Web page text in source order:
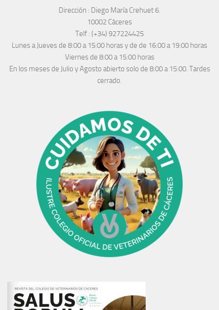
Dirección : Diego María Crehuet 6.
10002 Cáceres
Telf : (+34) 927224425
Lunes a Jueves de 8:00 a 15:00 horas y de de 16:00 a 19:00 horas
Viernes de 8:00 a 15:00 horas
En los meses de Julio y Agosto abierto solo de 8:00 a 15:00. Tardes
cerrado.